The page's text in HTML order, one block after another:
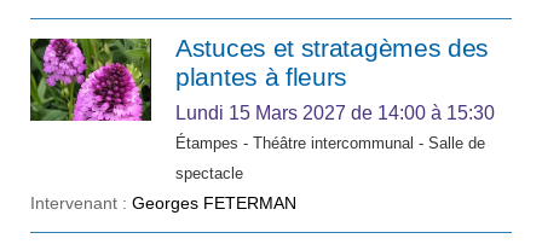
Astuces et stratagèmes des
plantes à fleurs
Lundi 15 Mars 2027 de 14:00 à 15:30
Étampes - Théâtre intercommunal - Salle de
spectacle
Intervenant : Georges FETERMAN